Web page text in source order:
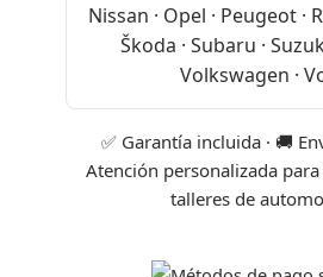
Nissan · Opel · Peugeot ·
Škoda · Subaru ·
Volkswagen ·
✅ Garantía incluida · 🚚
Atención personalizada
talleres de